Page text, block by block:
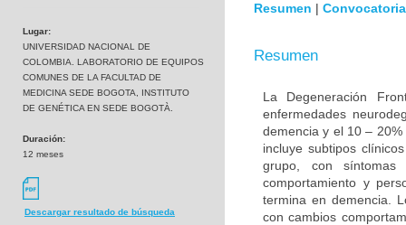
Lugar:
UNIVERSIDAD NACIONAL DE
COLOMBIA. LABORATORIO DE EQUIPOS
COMUNES DE LA FACULTAD DE
MEDICINA SEDE BOGOTA, INSTITUTO
DE GENÉTICA EN SEDE BOGOTÀ.
Duración:
12 meses
Descargar resultado de búsqueda
Resumen | Convocatoria
Resumen
La Degeneración
enfermedades
demencia y el 10 –
incluye subtipos
grupo, con síntomas
comportamiento y
termina en demencia.
con cambios